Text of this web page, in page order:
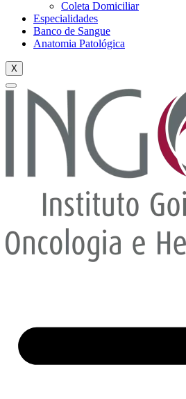
Coleta Domiciliar
Especialidades
Banco de Sangue
Anatomia Patológica
X